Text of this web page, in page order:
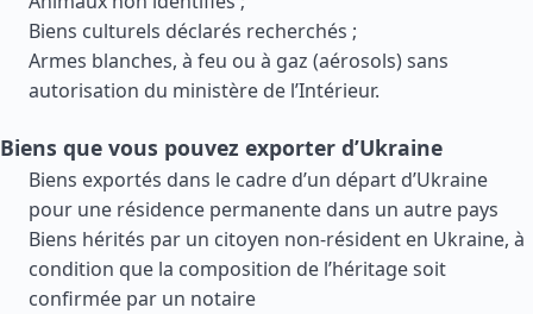
Biens culturels déclarés recherchés ;
Armes blanches, à feu ou à gaz (aérosols) sans
autorisation du ministère de l’Intérieur.
Biens que vous pouvez exporter d’Ukraine
Biens exportés dans le cadre d’un départ d’Ukraine
pour une résidence permanente dans un autre pays
Biens hérités par un citoyen non-résident en Ukraine, à
condition que la composition de l’héritage soit
confirmée par un notaire